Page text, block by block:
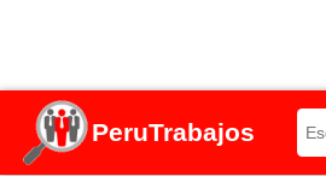
PeruTrabajos